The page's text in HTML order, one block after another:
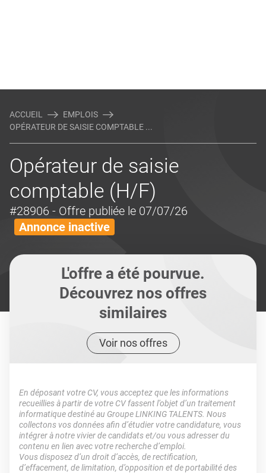
ACCUEIL
EMPLOIS
OPÉRATEUR DE SAISIE COMPTABLE ...
Opérateur de saisie
comptable (H/F)
#28906 - Offre publiée le 07/07/26
Annonce inactive
L'offre a été pourvue.
Découvrez nos offres
similaires
Voir nos offres
En déposant votre CV, vous acceptez que les informations
recueillies à partir de votre CV fassent l’objet d’un traitement
informatique destiné au Groupe LINKING TALENTS. Nous
collectons vos données afin d’étudier votre candidature, vous
intégrer à notre vivier de candidats et/ou vous adresser du
contenu en lien avec votre recherche d’emploi.
Vous disposez d’un droit d’accès, de rectification,
d’effacement, de limitation, d’opposition et de portabilité des